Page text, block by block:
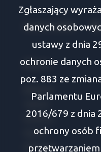
social media
Oferty
Wasilków
Supraśl
Zabłudów
Zgłaszający
danych
ustawy z dnia
ochronie danych
poz. 883 ze
Parlamentu
2016/679 z dnia
ochrony osób